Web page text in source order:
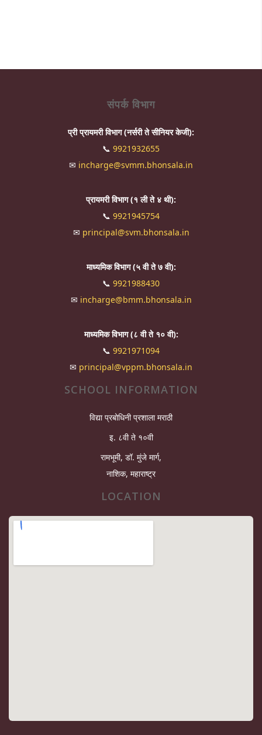
संपर्क विभाग
प्री प्रायमरी विभाग (नर्सरी ते सीनियर केजी):
📞 9921932655
✉ incharge@svmm.bhonsala.in
प्रायमरी विभाग (१ ली ते ४ थी):
📞 9921945754
✉ principal@svm.bhonsala.in
माध्यमिक विभाग (५ वी ते ७ वी):
📞 9921988430
✉ incharge@bmm.bhonsala.in
माध्यमिक विभाग (८ वी ते १० वी):
📞 9921971094
✉ principal@vppm.bhonsala.in
SCHOOL INFORMATION
विद्या प्रबोधिनी प्रशाला मराठी
इ. ८वी ते १०वी
रामभूमी, डॉ. मुंजे मार्ग,
नाशिक, महाराष्ट्र
LOCATION